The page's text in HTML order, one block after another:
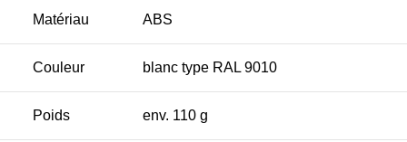
Matériau ABS
Couleur blanc type RAL 9010
Poids env. 110 g